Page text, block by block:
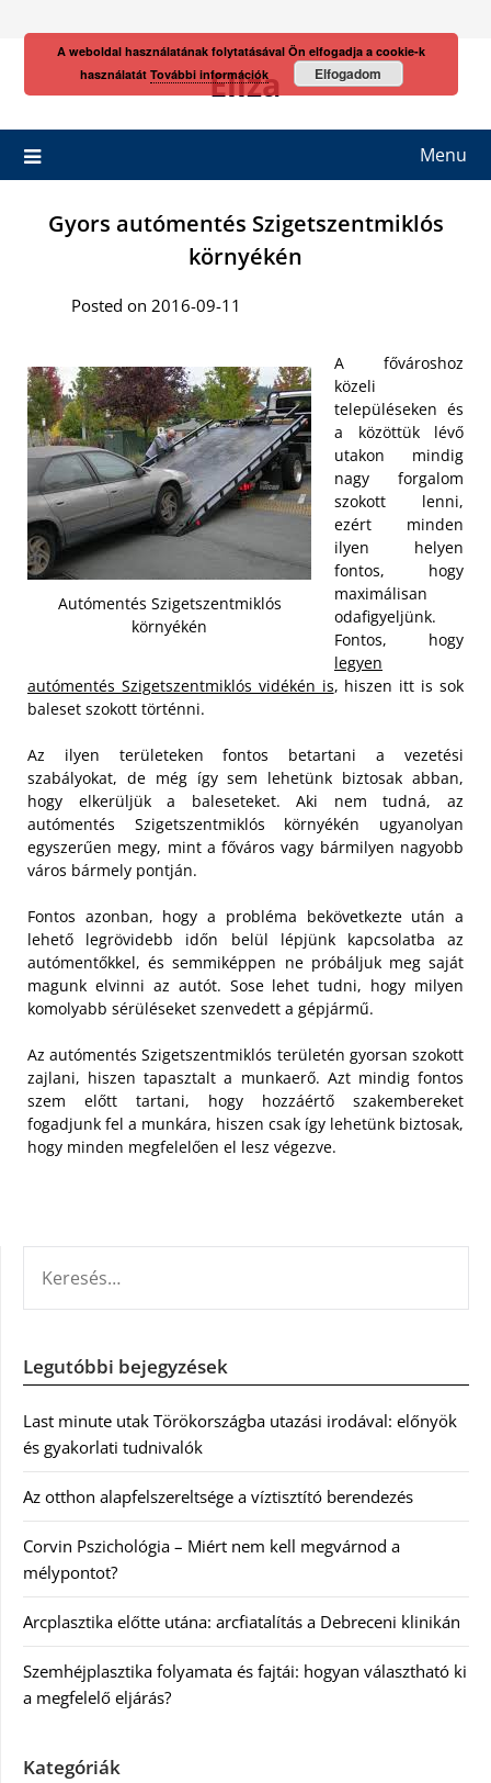
Eliza
Menu
Gyors autómentés Szigetszentmiklós
környékén
Posted on 2016-09-11
Autómentés Szigetszentmiklós
környékén
A fővároshoz
közeli
településeken és
a közöttük lévő
utakon mindig
nagy forgalom
szokott lenni,
ezért minden
ilyen helyen
fontos, hogy
maximálisan
odafigyeljünk.
Fontos, hogy
legyen
autómentés Szigetszentmiklós vidékén is, hiszen itt is sok
baleset szokott történni.
Az ilyen területeken fontos betartani a vezetési
szabályokat, de még így sem lehetünk biztosak abban,
hogy elkerüljük a baleseteket. Aki nem tudná, az
autómentés Szigetszentmiklós környékén ugyanolyan
egyszerűen megy, mint a főváros vagy bármilyen nagyobb
város bármely pontján.
Fontos azonban, hogy a probléma bekövetkezte után a
lehető legrövidebb időn belül lépjünk kapcsolatba az
autómentőkkel, és semmiképpen ne próbáljuk meg saját
magunk elvinni az autót. Sose lehet tudni, hogy milyen
komolyabb sérüléseket szenvedett a gépjármű.
Az autómentés Szigetszentmiklós területén gyorsan szokott
zajlani, hiszen tapasztalt a munkaerő. Azt mindig fontos
szem előtt tartani, hogy hozzáértő szakembereket
fogadjunk fel a munkára, hiszen csak így lehetünk biztosak,
hogy minden megfelelően el lesz végezve.
Legutóbbi bejegyzések
Last minute utak Törökországba utazási irodával: előnyök
és gyakorlati tudnivalók
Az otthon alapfelszereltsége a víztisztító berendezés
Corvin Pszichológia – Miért nem kell megvárnod a
mélypontot?
Arcplasztika előtte utána: arcfiatalítás a Debreceni klinikán
Szemhéjplasztika folyamata és fajtái: hogyan választható ki
a megfelelő eljárás?
Kategóriák
A weboldal használatának folytatásával Ön elfogadja a cookie-k
használatát További információk Elfogadom